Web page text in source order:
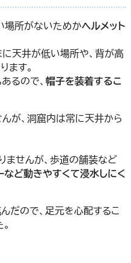
場所がないためかヘルメット
天井が低い場所や、背が高
ます。
るので、 帽子を装着するこ
が、洞窟内は常に天井から
ませんが、歩道の舗装など
など動きやすくて浸水しにく
だので、足元を心配するこ